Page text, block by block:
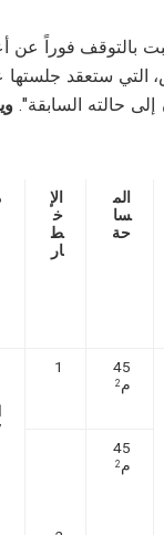
بالتوقف فوراً عن
التي ستعقد
حالته السابقة".
الم
سا
حة
الإ
خ
ط
ار
45
م 2
1
45
م 2